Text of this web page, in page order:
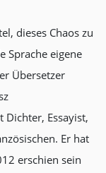
dieses Chaos zu
Sprache eigene
Übersetzer
Dichter, Essayist,
Er hat
erschien sein